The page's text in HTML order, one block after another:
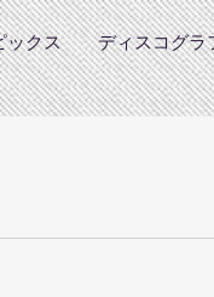
ックス ディスコグラ